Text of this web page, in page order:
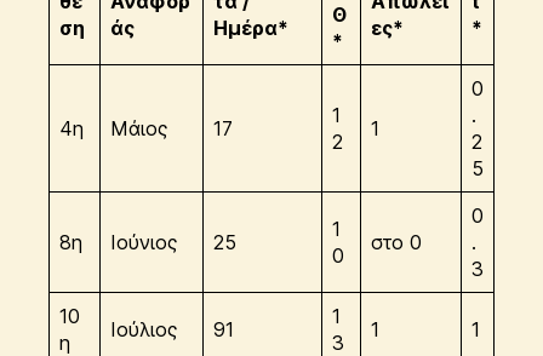
ση
άς
Ημέρα*
Θ
*
ες*
*
4η Μάιος 17
1
2
1
0
.
2
5
8η Ιούνιος 25
1
0
στο 0
0
.
3
10
η
Ιούλιος 91
1
3
1 1